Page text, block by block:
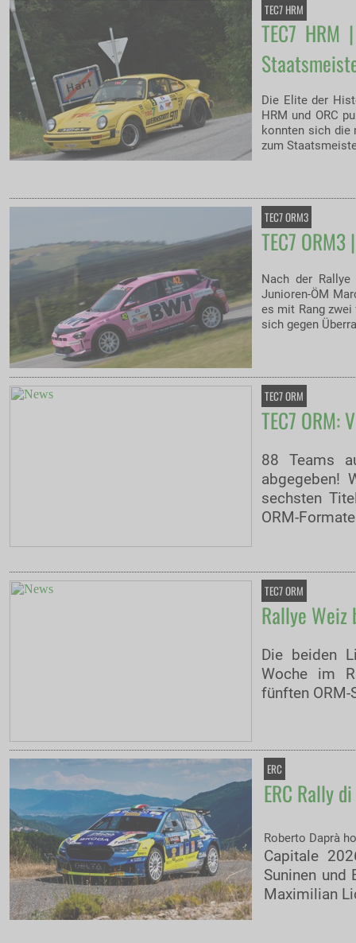
TEC7 HRM
TEC7
Die Elite der
HRM und ORC
konnten sich die
zum
TEC7 ORM3
TEC7
Nach der
Junioren-ÖM
es mit Rang
sich gegen
TEC7 ORM
TEC7 ORM:
88 Teams
abgegeben!
sechsten
ORM-
TEC7 ORM
Rallye
Die beiden
Woche im
fünften
ERC
ERC Rally
Roberto Daprà
Capitale
Suninen und
Maximilian